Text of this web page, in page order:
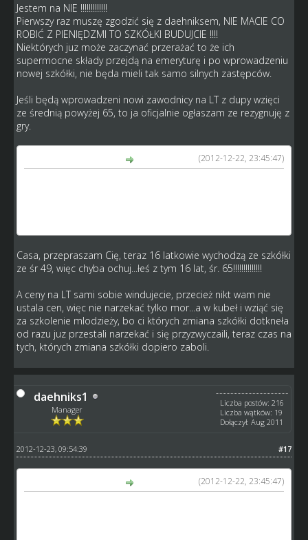
Jestem na NIE !!!!!!!!!!!!!
Pierwszy raz muszę zgodzić się z daehniksem, NIE MACIE CO
ROBIĆ Z PIENIĘDZMI TO SZKÓŁKI BUDUJCIE !!!!
Niektórych juz może zaczynać przerażać to że ich
supermocne składy przejdą na emeryturę i po wprowadzeniu
nowej szkółki, nie będa mieli tak samo silnych zastępców.
Jeśli będą wprowadzeni nowi zawodnicy na LT z dupy wzięci
ze średnią powyżej 65, to ja oficjalnie ogłaszam ze rezygnuję z
gry.
(2012-12-22, 23:45:47)
Casa, przepraszam Cię, teraz 16 latkowie wychodzą ze szkółki
ze śr 49, więc chyba ochuj...łeś z tym 16 lat, śr. 65!!!!!!!!!!!!!!
A ceny na LT sami sobie windujecie, przecież nikt wam nie
ustala cen, więc nie narzekać tylko mor...a w kubeł i wziąć się
za szkolenie mlodzieży, bo ci których zmiana szkółki dotkneła
od razu juz przestali narzekać i się przyzwyczaili, teraz czas na
tych, których zmiana szkółki dopiero zaboli.
daehniks1
Manager
Liczba postów: 216
Liczba wątków: 19
Dołączył: Aug 2011
#17
2012-12-23, 09:54:39
(2012-12-22, 23:45:47)